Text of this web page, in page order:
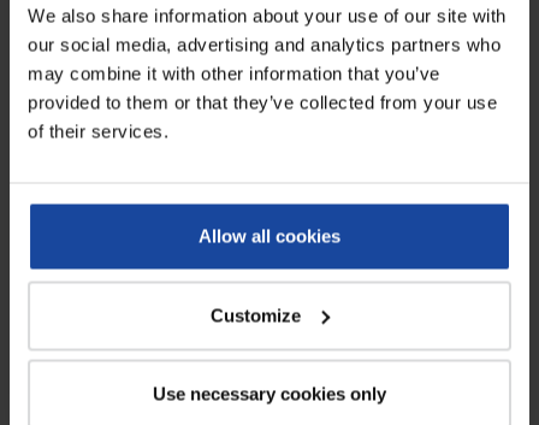
We also share information about your use of our site with
our social media, advertising and analytics partners who
may combine it with other information that you’ve
provided to them or that they’ve collected from your use
of their services.
Allow all cookies
Customize
Use necessary cookies only
Fiche technique
Poids
0,104 kg pour le grand modèle et
Longueur du crochet
17,5 cm pour le grand modèle et
aléatoire, pouvant varier selon
les productions